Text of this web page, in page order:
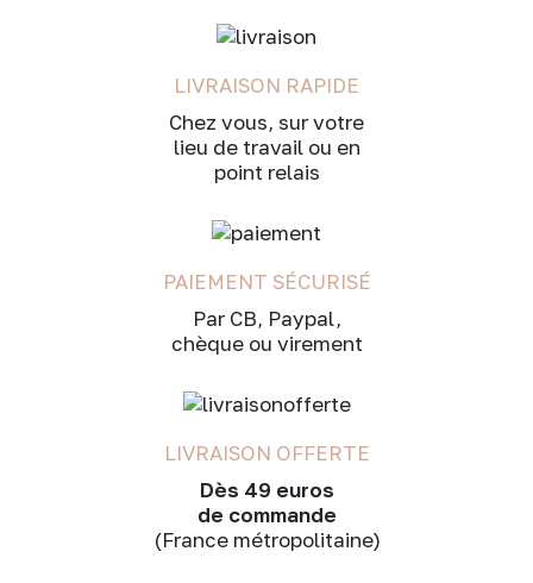
LIVRAISON RAPIDE
Chez vous, sur votre
lieu de travail ou en
point relais
PAIEMENT SÉCURISÉ
Par CB, Paypal,
chèque ou virement
LIVRAISON OFFERTE
Dès 49 euros
de commande
(France métropolitaine)